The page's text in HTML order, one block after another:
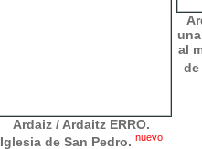
Ardaiz / Ardaitz ERRO.
Iglesia de San Pedro. nuevo
al
de